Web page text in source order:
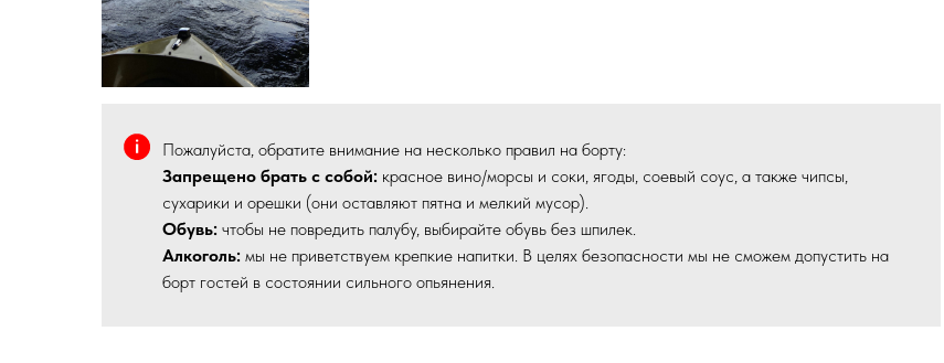
Пожалуйста, обратите внимание на несколько правил на борту:
Запрещено брать с собой: красное вино/морсы и соки, ягоды, соевый соус, а также чипсы,
сухарики и орешки (они оставляют пятна и мелкий мусор).
Обувь: чтобы не повредить палубу, выбирайте обувь без шпилек.
Алкоголь: мы не приветствуем крепкие напитки. В целях безопасности мы не сможем допустить на
борт гостей в состоянии сильного опьянения.